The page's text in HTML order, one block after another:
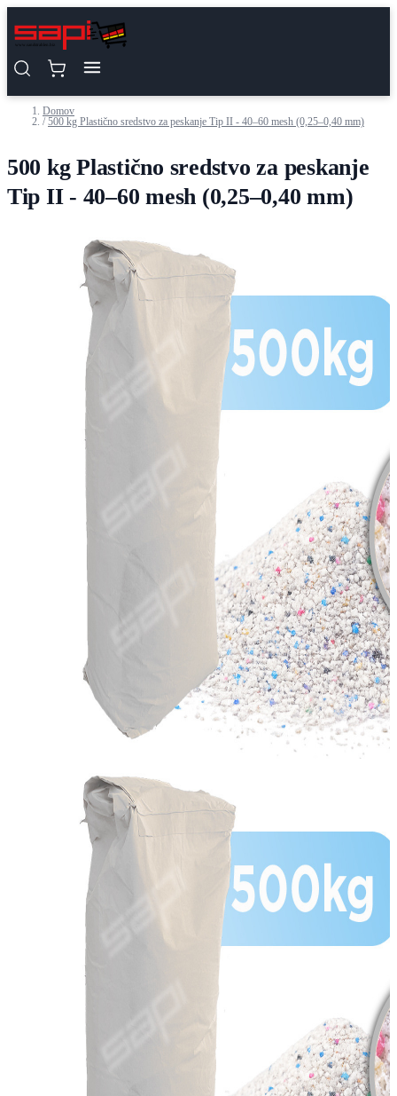
Domov
/ 500 kg Plastično sredstvo za peskanje Tip II - 40–60 mesh (0,25–0,40 mm)
500 kg Plastično sredstvo za peskanje
Tip II - 40–60 mesh (0,25–0,40 mm)